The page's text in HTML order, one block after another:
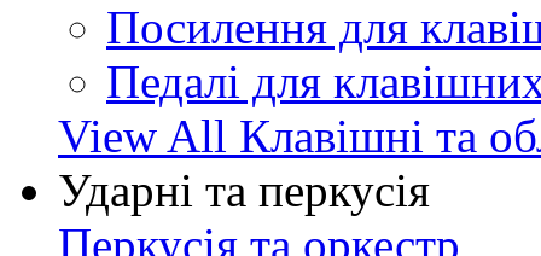
Посилення для
Педалі для
View All Клавішні та
Ударні та перкусія
Перкусія та оркестр